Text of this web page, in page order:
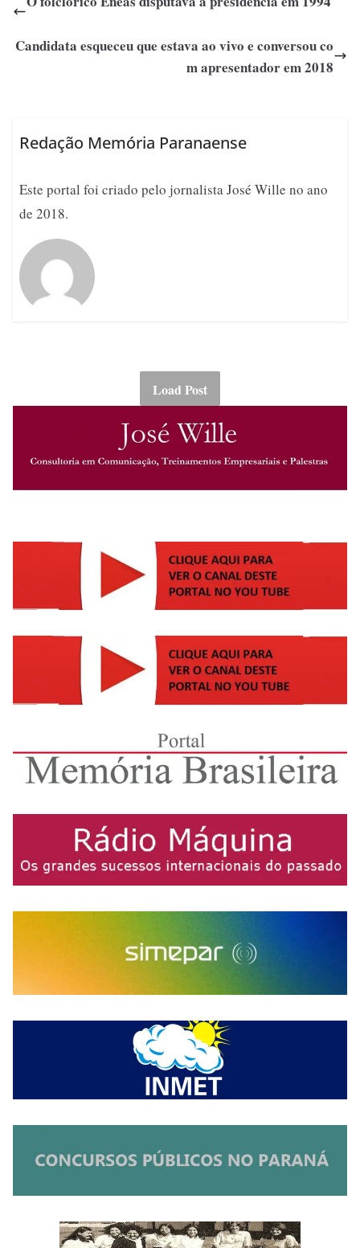
Candidata esqueceu que estava ao vivo e conversou co
m apresentador em 2018
Redação Memória Paranaense
Este portal foi criado pelo jornalista José Wille no ano
de 2018.
Load Post